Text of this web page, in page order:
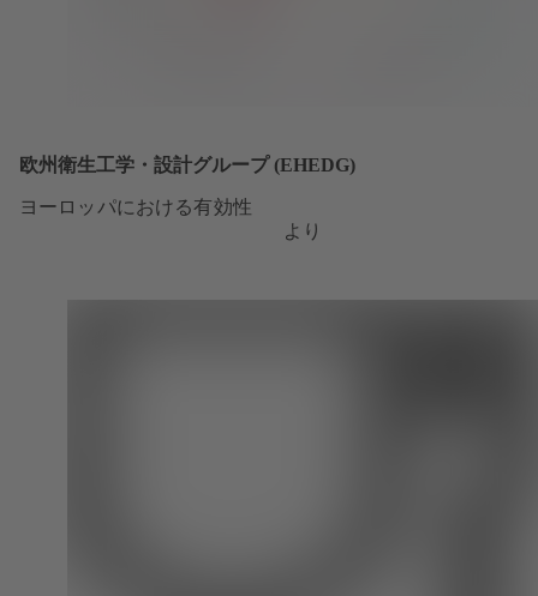
欧州衛生工学・設計グループ (EHEDG)
ヨーロッパにおける有効性
より